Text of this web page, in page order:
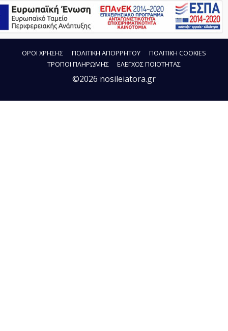
ΟΡΟΙ ΧΡΗΣΗΣ ΠΟΛΙΤΙΚΗ ΑΠΟΡΡΗΤΟΥ
ΠΟΛΙΤΙΚΗ COOKIES
ΤΡΟΠΟΙ ΠΛΗΡΩΜΗΣ
ΕΛΕΓΧΟΣ ΠΟΙΟΤΗΤΑΣ
©2026 nosileiatora.gr